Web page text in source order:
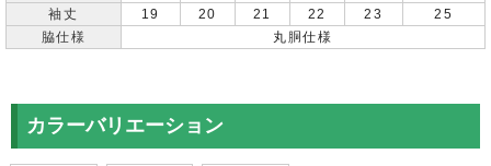
袖丈
19 20 21 22 23
25
脇仕様
丸胴仕様
カラーバリエーション